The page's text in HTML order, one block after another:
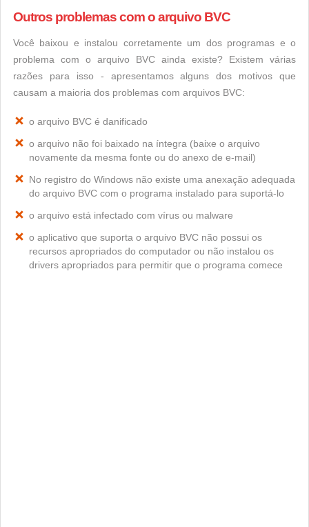
Outros problemas com o arquivo BVC
Você baixou e instalou corretamente um dos programas e o
problema com o arquivo BVC ainda existe? Existem várias
razões para isso - apresentamos alguns dos motivos que
causam a maioria dos problemas com arquivos BVC:
o arquivo BVC é danificado
o arquivo não foi baixado na íntegra (baixe o arquivo
novamente da mesma fonte ou do anexo de e-mail)
No registro do Windows não existe uma anexação adequada
do arquivo BVC com o programa instalado para suportá-lo
o arquivo está infectado com vírus ou malware
o aplicativo que suporta o arquivo BVC não possui os
recursos apropriados do computador ou não instalou os
drivers apropriados para permitir que o programa comece